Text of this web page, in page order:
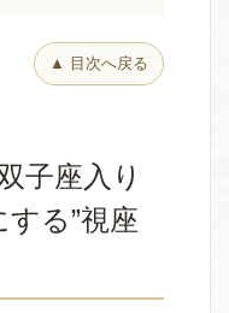
▲ 目次へ戻る
子座入り
する”視座